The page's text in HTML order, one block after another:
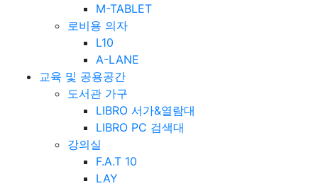
M-TABLET
로비용 의자
L10
A-LANE
교육 및 공용공간
도서관 가구
LIBRO 서가&열람대
LIBRO PC 검색대
강의실
F.A.T 10
LAY